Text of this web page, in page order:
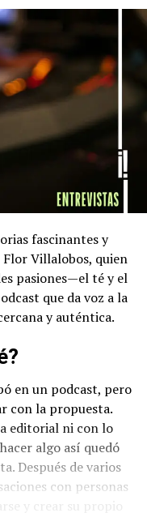
fascinantes y
Flor Villalobos, quien
pasiones—el té y el
que da voz a la
y auténtica.
en un podcast, pero
con la propuesta.
editorial ni con lo
algo así quedó
Después de varios
con personas